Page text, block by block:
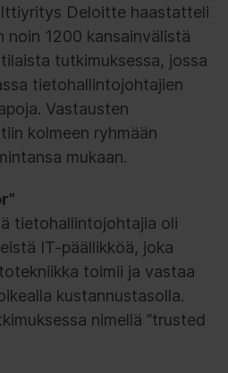
Deloitte haastatteli
noin 1200 kansainvälistä
tutkimuksessa, jossa
tietohallintojohtajien
Vastausten
kolmeen ryhmään
mukaan.
tietohallintojohtajia oli
IT-päällikköä, joka
toimii ja vastaa
kustannustasolla.
nimellä ”trusted